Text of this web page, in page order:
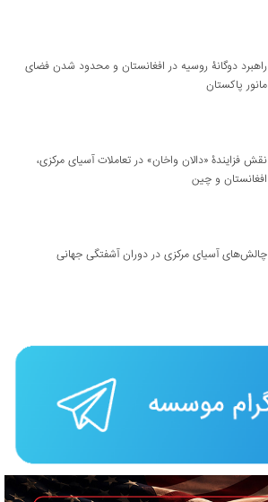
راهبرد دوگانۀ روسیه در افغانستان و محدود شدن فضای
مانور پاکستان
نقش فزایندۀ «دالان واخان» در تعاملات آسیای مرکزی،
افغانستان و چین
چالش‌های آسیای مرکزی در دوران آشفتگی جهانی